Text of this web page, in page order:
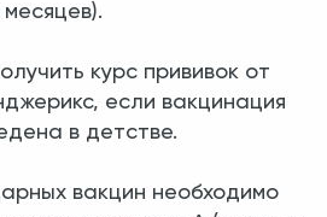
курс прививок от
если вакцинация
в детстве.
вакцин необходимо